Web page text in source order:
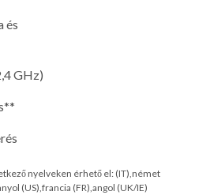
és
GHz)
nyelveken érhető el: (IT),német
(US),francia (FR),angol (UK/IE)